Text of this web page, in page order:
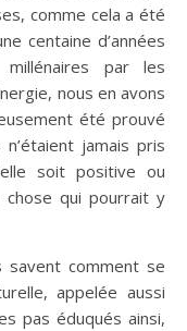
comme cela a été
centaine d’années
par les
nous en avons
été prouvé
jamais pris
soit positive ou
chose qui pourrait y
savent comment se
appelée aussi
pas éduqués ainsi,